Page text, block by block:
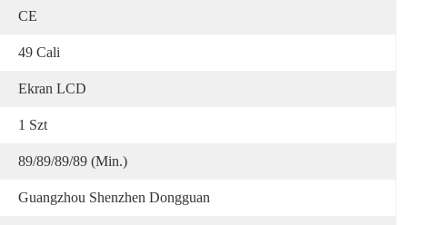
CE
49 Cali
Ekran LCD
1 Szt
89/89/89/89 (min.)
Guangzhou Shenzhen Dongguan